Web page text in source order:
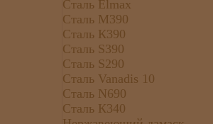
Сталь Elmax
Сталь М390
Сталь К390
Сталь S390
Сталь S290
Сталь Vanadis 10
Сталь N690
Сталь К340